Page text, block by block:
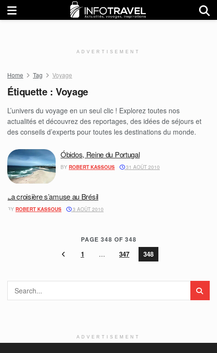
ADVERTISEMENT
Home Tag Voyage
Étiquette :Voyage
L’univers du voyage en un seul clic ! Explorez toutes nos
actualités et découvrez des reportages, des idées de séjours et
des conseils d’experts pour toutes les destinations du monde.
Óbidos, Reine du Portugal
BY ROBERT KASSOUS 31 AOÛT 2010
La croisière s’amuse au Brésil
BY ROBERT KASSOUS 3 AOÛT 2010
PAGE 348 OF 348
1 … 347 348
ADVERTISEMENT